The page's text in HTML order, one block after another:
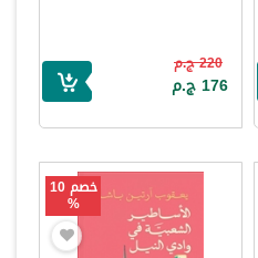
220 ج.م
176 ج.م
خصم 10
%